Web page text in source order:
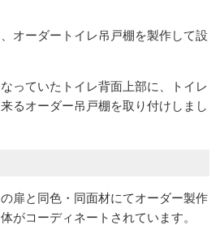
オーダートイレ吊戸棚を製作して設
っていたトイレ背面上部に、トイレ
るオーダー吊戸棚を取り付けしまし
扉と同色・同面材にてオーダー製作
がコーディネートされています。